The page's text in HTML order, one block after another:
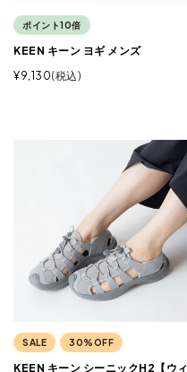
ポイント10倍
KEEN キーン ヨギ メンズ
¥9,130 税込
SALE 30%OFF
KEEN キーン シーニックH2【ウィ